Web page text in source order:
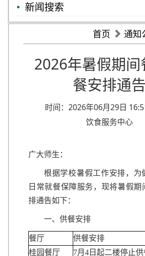
新闻搜索
首页 通知
2026年暑假期间
餐安排通告
时间：2026年06月29日
饮食服务中心
广大师生：
根据学校暑假工作安排，为
日常就餐保障服务，现将暑假期
排通告如下：
一、供餐安排
餐厅
供餐安排
桂园餐厅
7月4日起二楼停止